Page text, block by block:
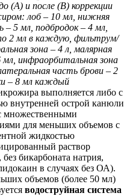
(А) и после (В) коррекции
лоб – 10 мл, нижняя
– 5 мл, подбродок – 4 мл,
2 мл в каждую, фильтрум/
зона – 4 л, малярная
мл, инфраорбитальная зона
часть брови – 2
– 8 мл каждый
выполняется либо с
внутренней острой канюли
множественными
для меньших объемов с
жидкостью
раствор
бикарбоната натрия,
в случаях без ОА).
объемов (более 50 мл)
водоструйная система